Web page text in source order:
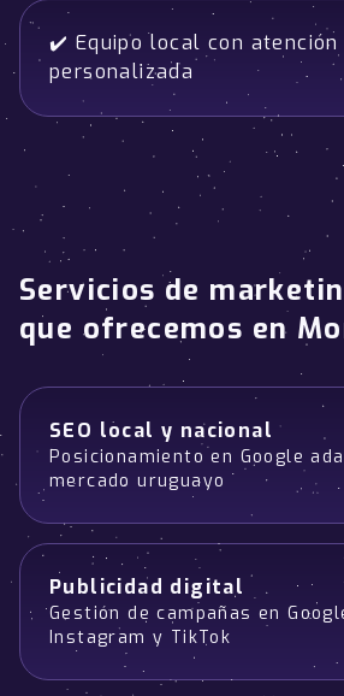
✔️ Equipo local con atención
personalizada
Servicios de
que ofrecemos en
SEO local y nacional
Posicionamiento en Google
mercado uruguayo
Publicidad digital
Gestión de campañas en
Instagram y TikTok